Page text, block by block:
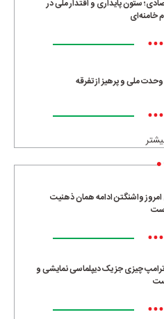
ستون پایداری و اقتدار ملی در
خامنه‌ای
•••
ملی و پرهیز از تفرقه
•••
واشنگتن ادامه همان ذهنیت
•••
چیزی جز یک دیپلماسی نمایشی و
•••